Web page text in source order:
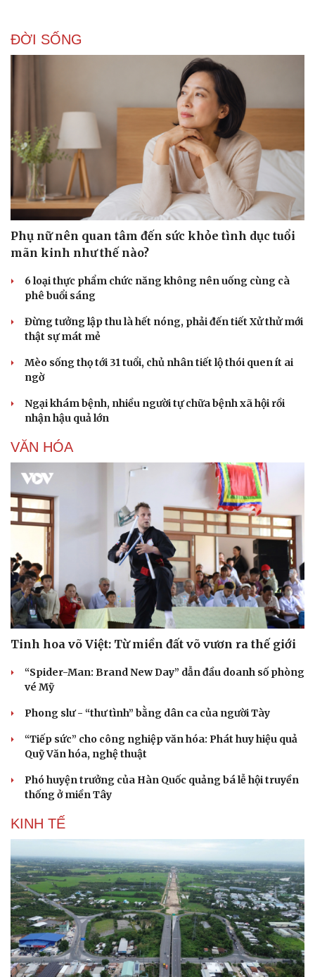
Dinh dưỡng - món ngon
Cây thuốc
Làm đẹp - giảm cân
Phòng mạch online
Ăn sạch sống khỏe
Blog
Tình yêu - Gia đình
ĐỜI SỐNG
Phụ nữ nên quan tâm đến sức khỏe tình dục tuổi
mãn kinh như thế nào?
6 loại thực phẩm chức năng không nên uống cùng cà
phê buổi sáng
Đừng tưởng lập thu là hết nóng, phải đến tiết Xử thử mới
thật sự mát mẻ
Mèo sống thọ tới 31 tuổi, chủ nhân tiết lộ thói quen ít ai
ngờ
Ngại khám bệnh, nhiều người tự chữa bệnh xã hội rồi
nhận hậu quả lớn
VĂN HÓA
Tinh hoa võ Việt: Từ miền đất võ vươn ra thế giới
“Spider-Man: Brand New Day” dẫn đầu doanh số phòng
vé Mỹ
Phong slư - “thư tình” bằng dân ca của người Tày
“Tiếp sức” cho công nghiệp văn hóa: Phát huy hiệu quả
Quỹ Văn hóa, nghệ thuật
Phó huyện trưởng của Hàn Quốc quảng bá lễ hội truyền
thống ở miền Tây
KINH TẾ